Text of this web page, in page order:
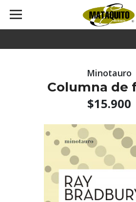
Minotauro
Columna de
$15.900